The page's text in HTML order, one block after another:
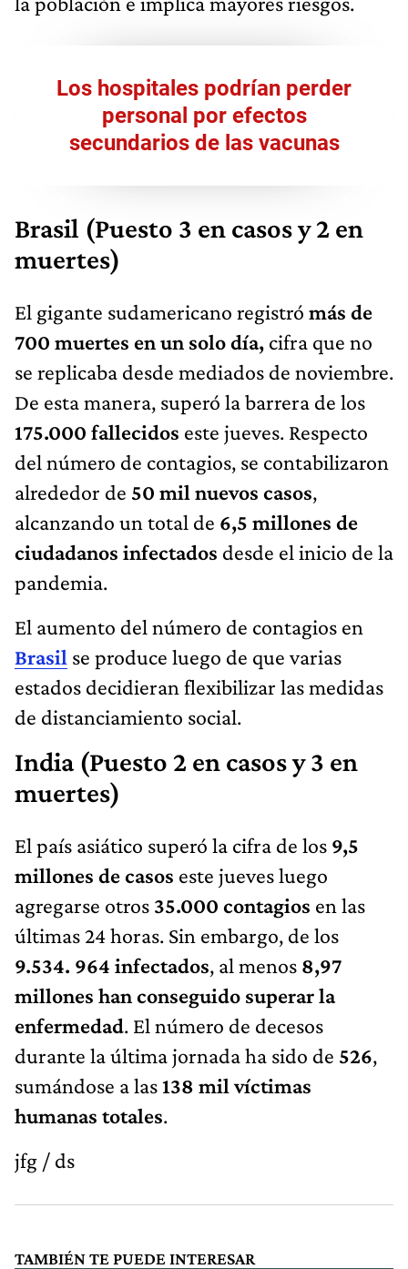
Los hospitales podrían perder
personal por efectos
secundarios de las vacunas
Brasil (Puesto 3 en casos y 2 en
muertes)
El gigante sudamericano registró más de
700 muertes en un solo día, cifra que no
se replicaba desde mediados de noviembre.
De esta manera, superó la barrera de los
175.000 fallecidos este jueves. Respecto
del número de contagios, se contabilizaron
alrededor de 50 mil nuevos casos,
alcanzando un total de 6,5 millones de
ciudadanos infectados desde el inicio de la
pandemia.
El aumento del número de contagios en
Brasil se produce luego de que varias
estados decidieran flexibilizar las medidas
de distanciamiento social.
India (Puesto 2 en casos y 3 en
muertes)
El país asiático superó la cifra de los 9,5
millones de casos este jueves luego
agregarse otros 35.000 contagios en las
últimas 24 horas. Sin embargo, de los
9.534. 964 infectados, al menos 8,97
millones han conseguido superar la
enfermedad. El número de decesos
durante la última jornada ha sido de 526,
sumándose a las138 mil víctimas
humanas totales.
jfg / ds
TAMBIÉN TE PUEDE INTERESAR